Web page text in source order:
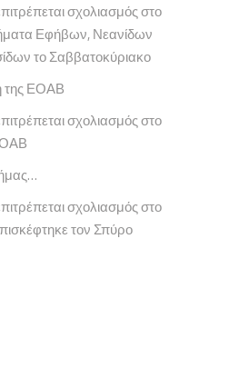
σχολιασμός στο
Εφήβων, Νεανίδων
το Σαββατοκύριακο
της ΕΟΑΒ
σχολιασμός στο
σχολιασμός στο
τον Σπύρο